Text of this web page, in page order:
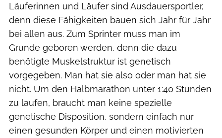
Läuferinnen und Läufer sind Ausdauersportler,
denn diese Fähigkeiten bauen sich Jahr für Jahr
bei allen aus. Zum Sprinter muss man im
Grunde geboren werden, denn die dazu
benötigte Muskelstruktur ist genetisch
vorgegeben. Man hat sie also oder man hat sie
nicht. Um den Halbmarathon unter 1:40 Stunden
zu laufen, braucht man keine spezielle
genetische Disposition, sondern einfach nur
einen gesunden Körper und einen motivierten